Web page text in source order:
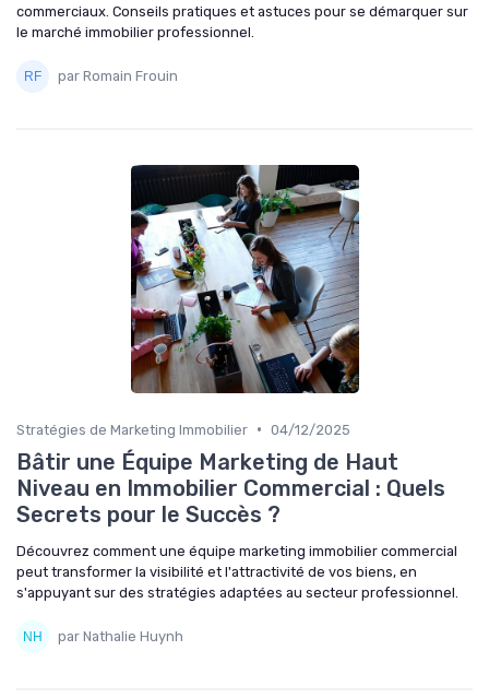
commerciaux. Conseils pratiques et astuces pour se démarquer sur
le marché immobilier professionnel.
par Romain Frouin
Stratégies de Marketing Immobilier • 04/12/2025
Bâtir une Équipe Marketing de Haut
Niveau en Immobilier Commercial : Quels
Secrets pour le Succès ?
Découvrez comment une équipe marketing immobilier commercial
peut transformer la visibilité et l'attractivité de vos biens, en
s'appuyant sur des stratégies adaptées au secteur professionnel.
par Nathalie Huynh